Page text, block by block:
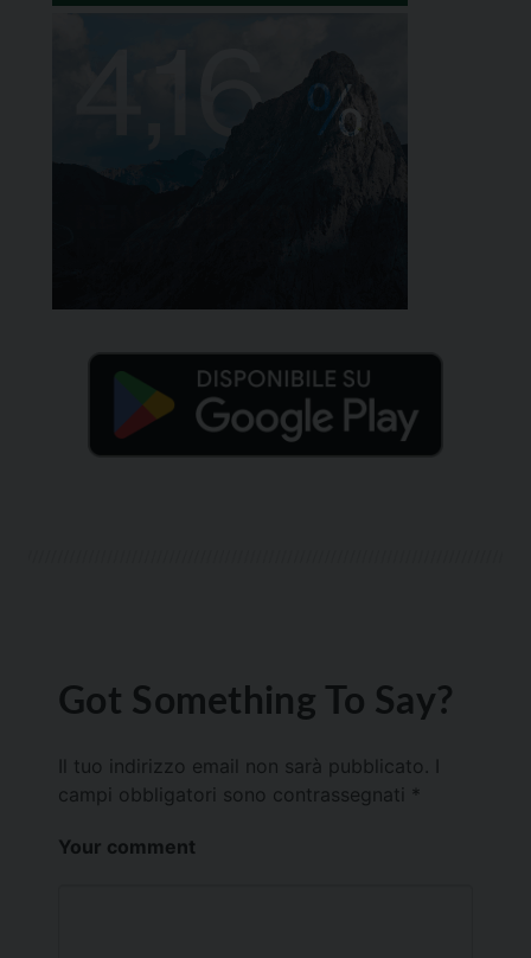
Got Something To Say?
Il tuo indirizzo email non sarà pubblicato.
campi obbligatori sono contrassegnati *
Your comment